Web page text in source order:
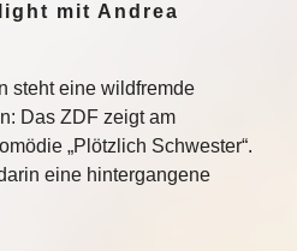
mit Andrea
steht eine wildfremde
Das ZDF zeigt am
„Plötzlich Schwester“.
eine hintergangene